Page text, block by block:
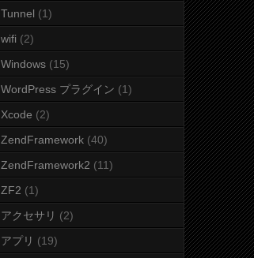
Tunnel (1)
wifi (2)
Windows (15)
WordPress プラグイン (1)
Xcode (2)
ZendFramework (40)
ZendFramework2 (11)
ZF2 (1)
アクセサリ (2)
アプリ (19)